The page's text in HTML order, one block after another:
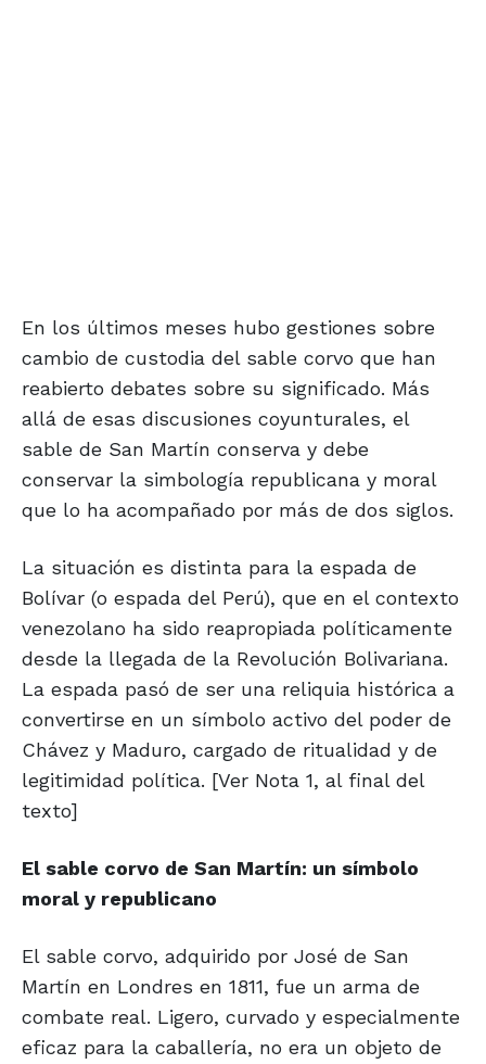
En los últimos meses hubo gestiones sobre
cambio de custodia del sable corvo que han
reabierto debates sobre su significado. Más
allá de esas discusiones coyunturales, el
sable de San Martín conserva y debe
conservar la simbología republicana y moral
que lo ha acompañado por más de dos siglos.
La situación es distinta para la espada de
Bolívar (o espada del Perú), que en el contexto
venezolano ha sido reapropiada políticamente
desde la llegada de la Revolución Bolivariana.
La espada pasó de ser una reliquia histórica a
convertirse en un símbolo activo del poder de
Chávez y Maduro, cargado de ritualidad y de
legitimidad política. [Ver Nota 1, al final del
texto]
El sable corvo de San Martín: un símbolo
moral y republicano
El sable corvo, adquirido por José de San
Martín en Londres en 1811, fue un arma de
combate real. Ligero, curvado y especialmente
eficaz para la caballería, no era un objeto de